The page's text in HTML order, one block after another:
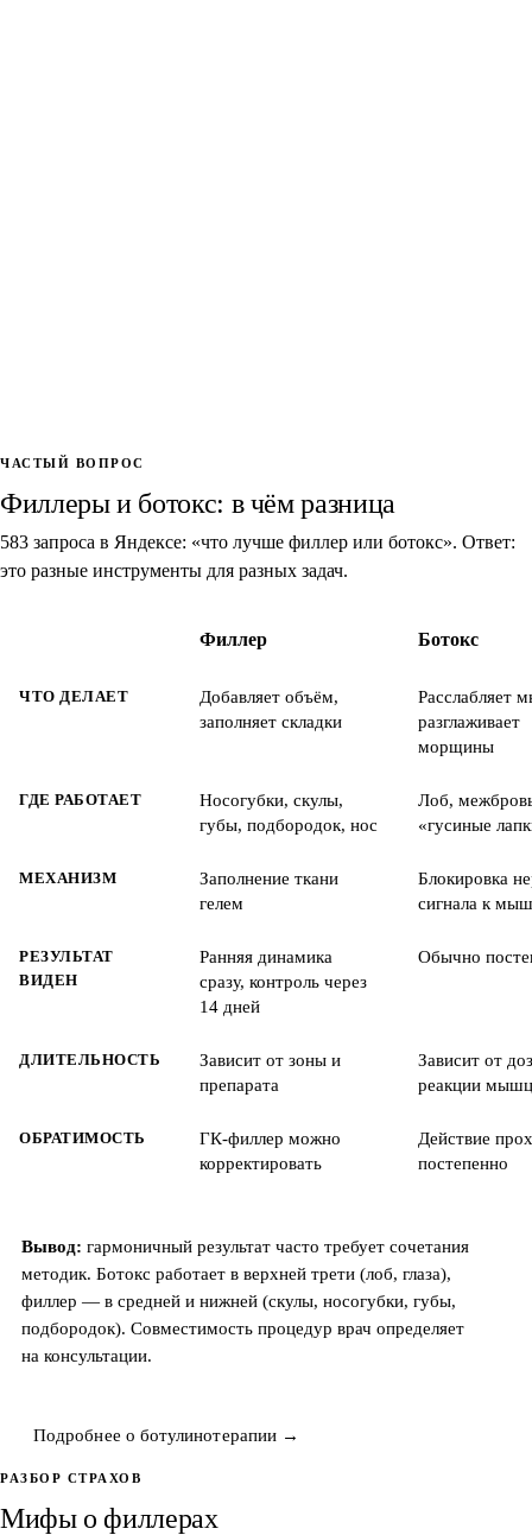
ЧАСТЫЙ ВОПРОС
Филлеры и ботокс: в чём разница
583 запроса в Яндексе: «что лучше филлер или ботокс». Ответ:
это разные инструменты для разных задач.
Филлер Ботокс
ЧТО ДЕЛАЕТ
Добавляет объём,
заполняет складки
Расслабляет
разглаживает
морщины
ГДЕ РАБОТАЕТ
Носогубки, скулы,
губы, подбородок, нос
Лоб,
«гусиные
МЕХАНИЗМ
Заполнение ткани
гелем
Блокировка
сигнала к
РЕЗУЛЬТАТ
ВИДЕН
Ранняя динамика
сразу, контроль через
14 дней
Обычно
ДЛИТЕЛЬНОСТЬ
Зависит от зоны и
препарата
Зависит от
реакции мышц
ОБРАТИМОСТЬ
ГК-филлер можно
корректировать
Действие
постепенно
Вывод: гармоничный результат часто требует сочетания
методик. Ботокс работает в верхней трети (лоб, глаза),
филлер — в средней и нижней (скулы, носогубки, губы,
подбородок). Совместимость процедур врач определяет
на консультации.
Подробнее о ботулинотерапии →
РАЗБОР СТРАХОВ
Мифы о филлерах